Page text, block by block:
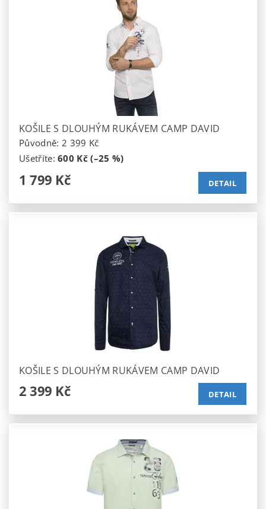
KOŠILE S DLOUHÝM RUKÁVEM CAMP DAVID
Původně: 2 399 Kč
Ušetříte:600 Kč (–25 %)
1 799 Kč DETAIL
KOŠILE S DLOUHÝM RUKÁVEM CAMP DAVID
2 399 Kč DETAIL